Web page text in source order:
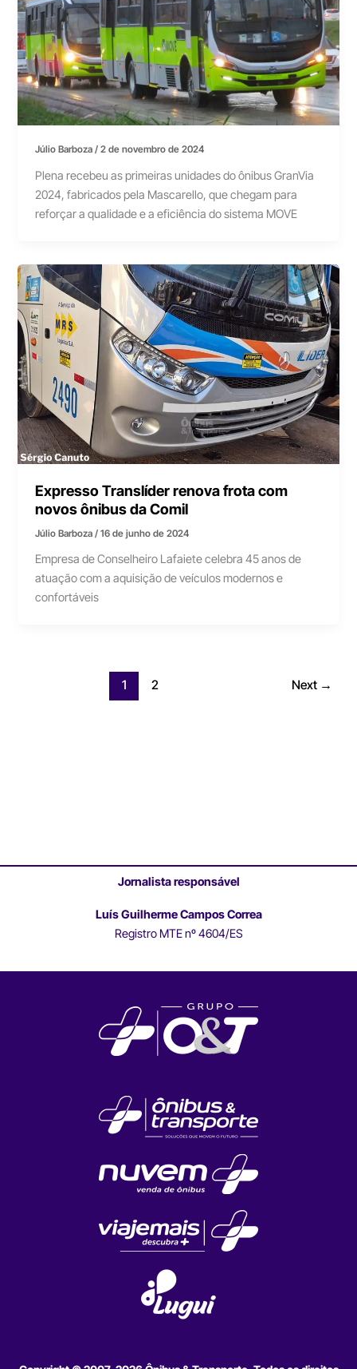
Júlio Barboza/2 de novembro de 2024
Plena recebeu as primeiras unidades do ônibus GranVia
2024, fabricados pela Mascarello, que chegam para
reforçar a qualidade e a eficiência do sistema MOVE
Expresso Translíder renova frota com
novos ônibus da Comil
Júlio Barboza/16 de junho de 2024
Empresa de Conselheiro Lafaiete celebra 45 anos de
atuação com a aquisição de veículos modernos e
confortáveis
1 2 Next →
Jornalista responsável
Luís Guilherme Campos Correa
Registro MTE nº 4604/ES